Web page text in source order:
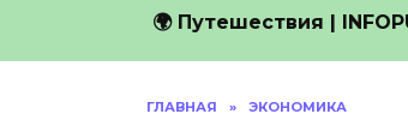
🌍 Путешествия |
ГЛАВНАЯ » ЭКОНОМИКА